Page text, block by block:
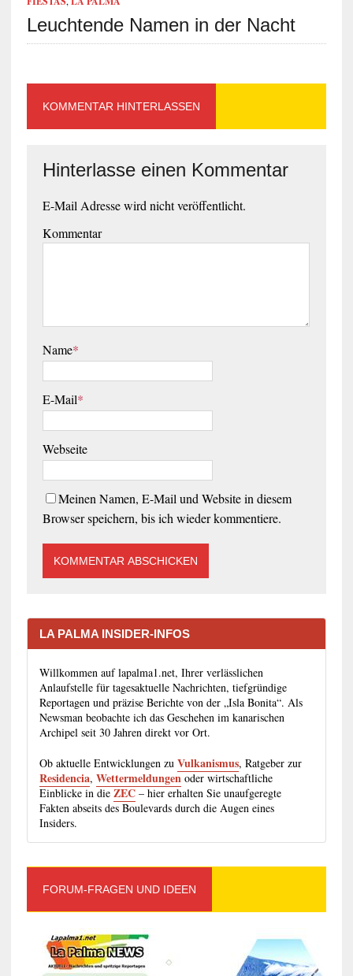
Leuchtende Namen in der Nacht
KOMMENTAR HINTERLASSEN
Hinterlasse einen Kommentar
E-Mail Adresse wird nicht veröffentlicht.
Kommentar
Name*
E-Mail*
Webseite
Meinen Namen, E-Mail und Website in diesem
Browser speichern, bis ich wieder kommentiere.
LA PALMA INSIDER-INFOS
Willkommen auf lapalma1.net, Ihrer verlässlichen
Anlaufstelle für tagesaktuelle Nachrichten, tiefgründige
Reportagen und präzise Berichte von der „Isla Bonita“. Als
Newsman beobachte ich das Geschehen im kanarischen
Archipel seit 30 Jahren direkt vor Ort.
Ob aktuelle Entwicklungen zu Vulkanismus, Ratgeber zur
Residencia, Wettermeldungenoder wirtschaftliche
Einblicke in die ZEC– hier erhalten Sie unaufgeregte
Fakten abseits des Boulevards durch die Augen eines
Insiders.
FORUM-FRAGEN UND IDEEN